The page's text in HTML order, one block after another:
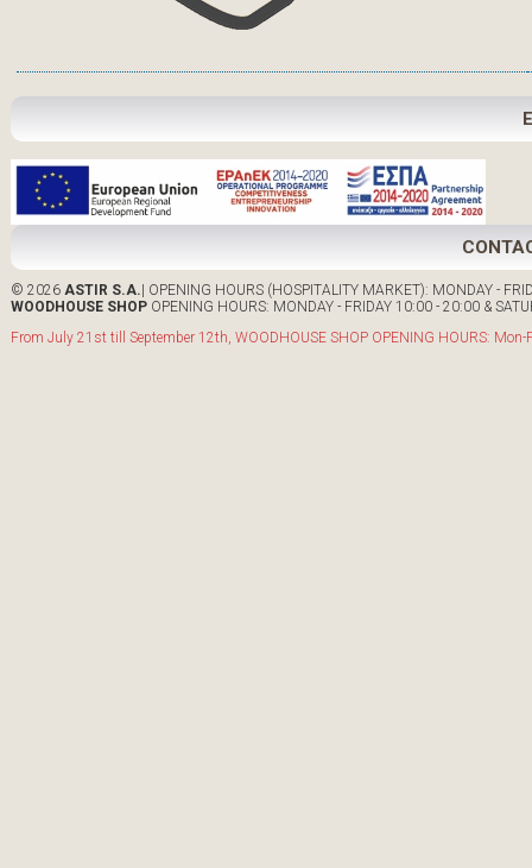
© 2026 ASTIR S.A.| OPENING HOURS (HOSPITALITY MARKET): MONDAY -
WOODHOUSE SHOPOPENING HOURS: MONDAY - FRIDAY 10:00 - 20:00 &
From July 21st till September 12th, WOODHOUSE SHOP OPENING HOURS: